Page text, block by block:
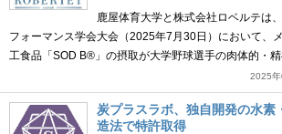
鹿屋体育大学と株式会社ロベルテは
フォーマンス学会大会（2025年7月30日）において、
工食品「SOD B®」の摂取が大学野球選手の肉体的・
2025
炭プラスラボ、独自開発の水素
造法で特許取得